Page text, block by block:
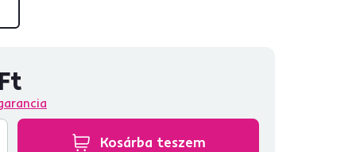
Kosárba teszem